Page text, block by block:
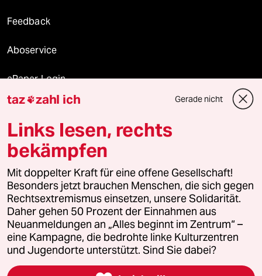
Feedback
Aboservice
ePaper Login
Downloads für Abonnierende
© 2026 taz Verlags und Vertriebs GmbH
Alle Rechte vorbehalten. Bei rechtlichen Fragen oder für Genehmigungen
wenden Sie sich bitte an
lizenzen@taz.de
Feedback Redaktionsstatut Kommune-Richtlinien
Leitlinie Informant Datenschutz Impressum AGB
taz zahl ich Gerade nicht
Links lesen, rechts
bekämpfen
Mit doppelter Kraft für eine offene Gesellschaft!
Besonders jetzt brauchen Menschen, die sich gegen
Rechtsextremismus einsetzen, unsere Solidarität.
Daher gehen 50 Prozent der Einnahmen aus
Neuanmeldungen an „Alles beginnt im Zentrum“ –
eine Kampagne, die bedrohte linke Kulturzentren
und Jugendorte unterstützt. Sind Sie dabei?